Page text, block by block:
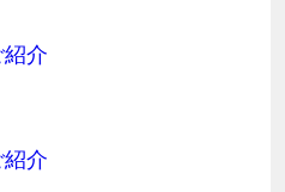
介
紹介